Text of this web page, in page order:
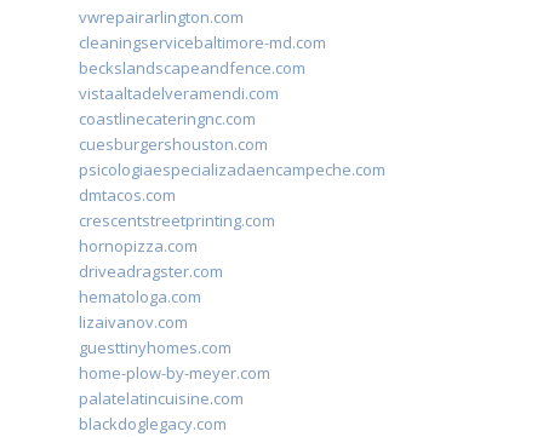
vwrepairarlington.com
cleaningservicebaltimore-md.com
beckslandscapeandfence.com
vistaaltadelveramendi.com
coastlinecateringnc.com
cuesburgershouston.com
psicologiaespecializadaencampeche.com
dmtacos.com
crescentstreetprinting.com
hornopizza.com
driveadragster.com
hematologa.com
lizaivanov.com
guesttinyhomes.com
home-plow-by-meyer.com
palatelatincuisine.com
blackdoglegacy.com